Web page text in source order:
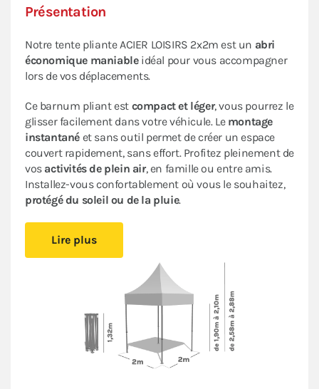
Présentation
Notre tente pliante ACIER LOISIRS 2x2m est un abri
économique maniable idéal pour vous accompagner
lors de vos déplacements.
Ce barnum pliant est compact et léger, vous pourrez le
glisser facilement dans votre véhicule. Le montage
instantané et sans outil permet de créer un espace
couvert rapidement, sans effort. Profitez pleinement de
vos activités de plein air, en famille ou entre amis.
Installez-vous confortablement où vous le souhaitez,
protégé du soleil ou de la pluie.
armature en acier avec peinture anti-corrosion
assurentfiabilité et durabilité
pour une utilisation
Cette tente ACIER LOISIRS bénéficie d’un
excellent
rapport qualité/prix: c’est un abri pliant de bonne
facture très pratique à unprix abordable .
(composé de 2 murs avec fenêtre, 1
Lire plus